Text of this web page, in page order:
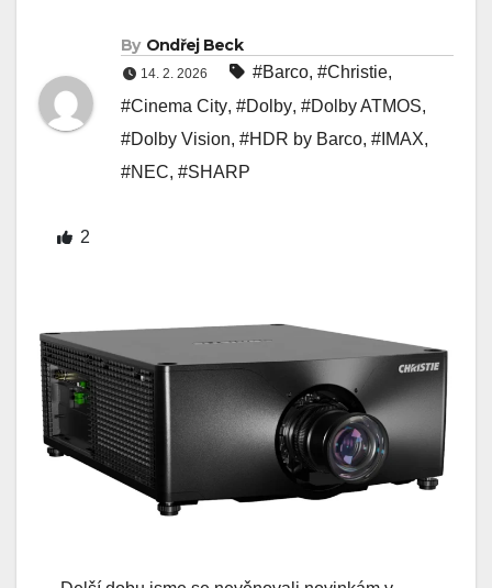
By Ondřej Beck
14. 2. 2026 #Barco, #Christie,
#Cinema City, #Dolby, #Dolby ATMOS,
#Dolby Vision, #HDR by Barco, #IMAX,
#NEC, #SHARP
2